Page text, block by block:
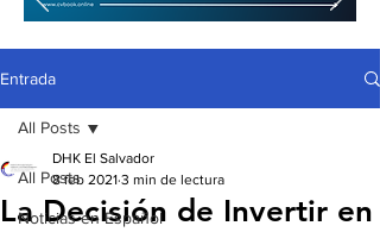
Entrada
All Posts
Noticias en Español
All Posts
La Decisión de Invertir en
DHK El Salvador
8 feb 2021 3 min de lectura